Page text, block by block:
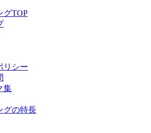
グTOP
リシー
集
グの特長